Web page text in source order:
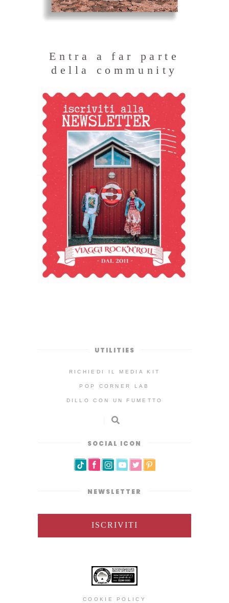
Entra a far parte
della community
UTILITIES
RICHIEDI IL MEDIA KIT
POP CORNER LAB
DILLO CON UN FUMETTO
SOCIAL ICON
NEWSLETTER
ISCRIVITI
COOKIE POLICY